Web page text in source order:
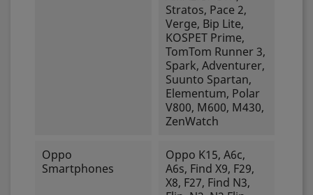
Stratos, Pace 2,
Verge, Bip Lite,
KOSPET Prime,
TomTom Runner 3,
Spark, Adventurer,
Suunto Spartan,
Elementum, Polar
V800, M600, M430,
ZenWatch
Oppo
Smartphones
Oppo K15, A6c,
A6s, Find X9, F29,
X8, F27, Find N3,